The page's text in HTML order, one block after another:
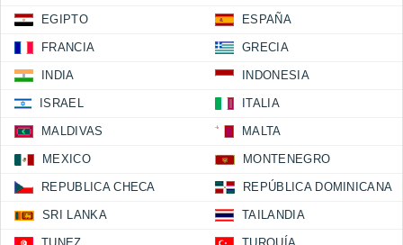
EGIPTO ESPAÑA
FRANCIA GRECIA
INDIA INDONESIA
ISRAEL ITALIA
MALDIVAS MALTA
MEXICO MONTENEGRO
REPUBLICA CHECA REPÚBLICA DOMINICANA
SRI LANKA TAILANDIA